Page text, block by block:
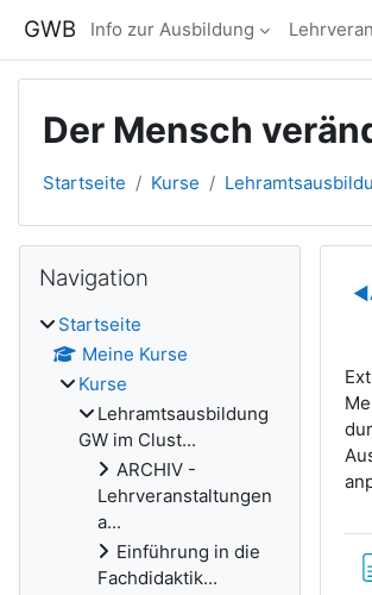
GWB Info zur Ausbildung
Der Mensch
Startseite Kurse
◀︎
Blöcke
Navigation
Startseite
Meine Kurse
Kurse
Lehramtsausbildung
GW im Clust...
ARCHIV -
Lehrveranstaltungen
a...
Einführung in die
Fachdidaktik...